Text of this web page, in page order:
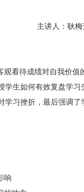
主讲人：耿
看待成绩对自我价值
学生如何有效复盘学
学习挫折，最后强调
响